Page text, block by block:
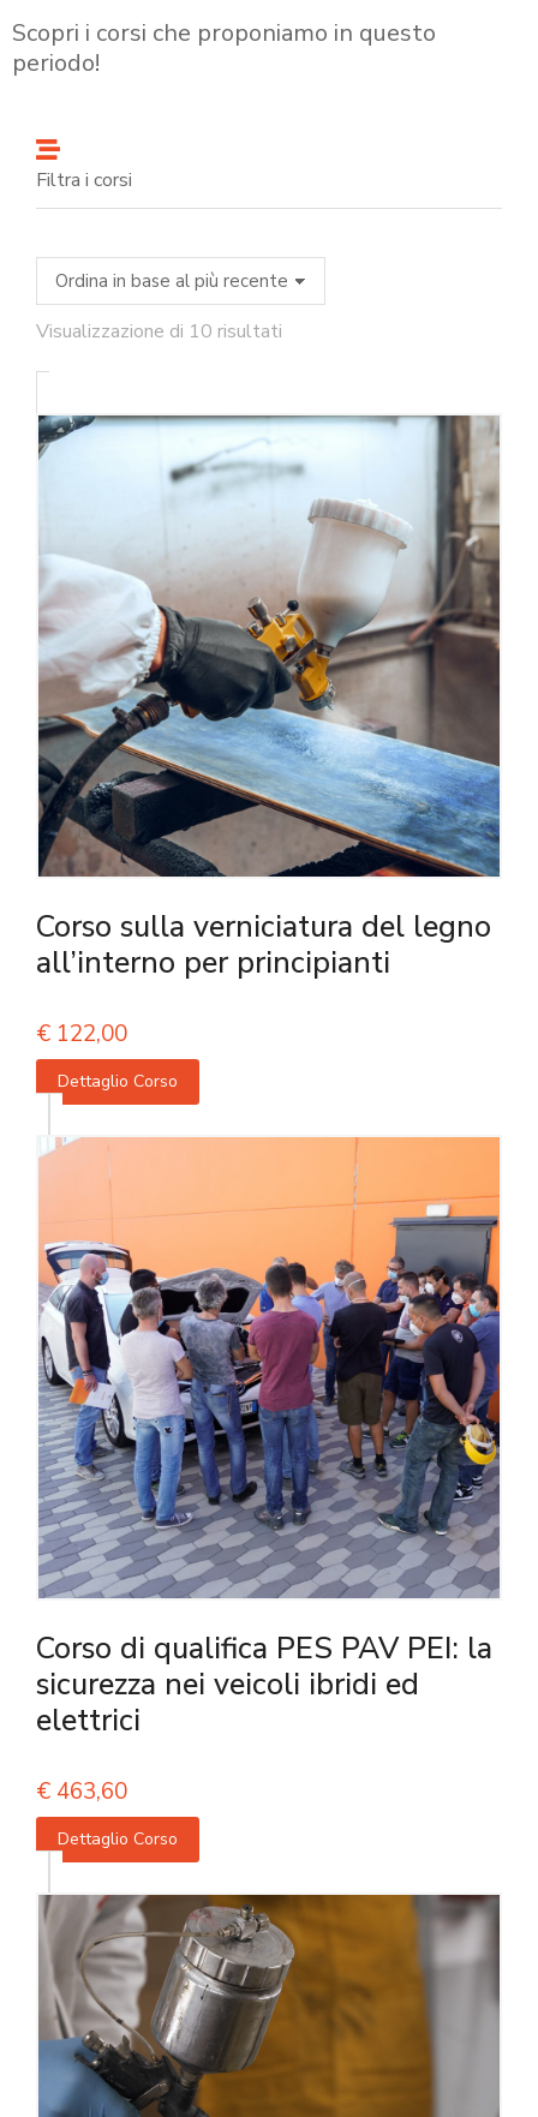
Scopri i corsi che proponiamo in questo
periodo!
Filtra i corsi
Visualizzazione di 10 risultati
Corso sulla verniciatura del legno
all’interno per principianti
€ 122,00
Dettaglio Corso
Corso di qualifica PES PAV PEI: la
sicurezza nei veicoli ibridi ed
elettrici
€ 463,60
Dettaglio Corso